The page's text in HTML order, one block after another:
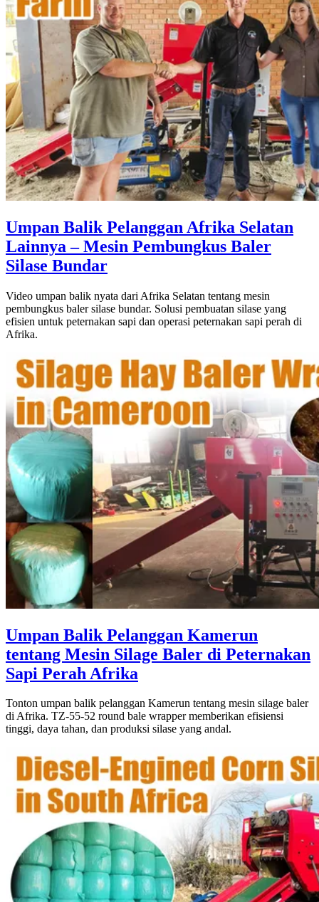
Umpan Balik Pelanggan Afrika Selatan
Lainnya – Mesin Pembungkus Baler
Silase Bundar
Video umpan balik nyata dari Afrika Selatan tentang mesin
pembungkus baler silase bundar. Solusi pembuatan silase yang
efisien untuk peternakan sapi dan operasi peternakan sapi perah di
Afrika.
Umpan Balik Pelanggan Kamerun
tentang Mesin Silage Baler di Peternakan
Sapi Perah Afrika
Tonton umpan balik pelanggan Kamerun tentang mesin silage baler
di Afrika. TZ-55-52 round bale wrapper memberikan efisiensi
tinggi, daya tahan, dan produksi silase yang andal.